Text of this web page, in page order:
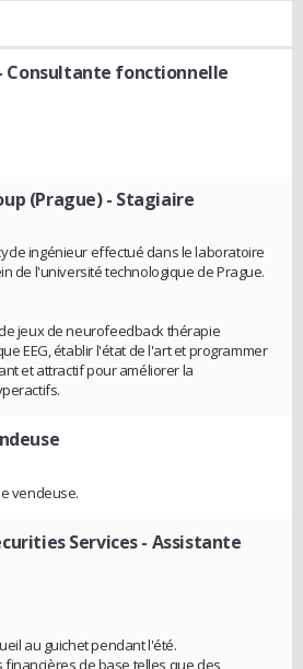
Consultante fonctionnelle
(Prague)- Stagiaire
ingénieur effectué dans le laboratoire
de l'université technologique de Prague.
jeux de neurofeedback thérapie
EEG, établir l'état de l'art et programmer
et attractif pour améliorer la
vendeuse.
Services- Assistante
au guichet pendant l'été.
financières de base telles que des